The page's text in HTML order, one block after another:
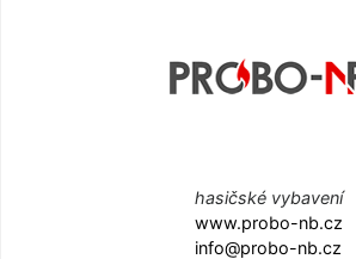
hasičské vybavení
www.probo-nb.cz
info@probo-nb.cz